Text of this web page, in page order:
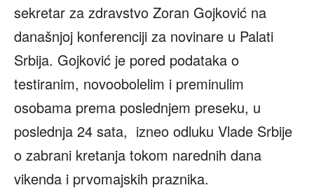
sekretar za zdravstvo Zoran Gojković na
današnjoj konferenciji za novinare u Palati
Srbija. Gojković je pored podataka o
testiranim, novoobolelim i preminulim
osobama prema poslednjem preseku, u
poslednja 24 sata, izneo odluku Vlade Srbije
o zabrani kretanja tokom narednih dana
vikenda i prvomajskih praznika.